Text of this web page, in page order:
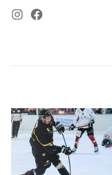
Instagram
Facebook